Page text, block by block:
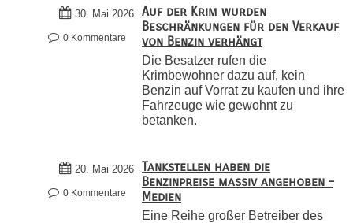
30. Mai 2026
0 Kommentare
Auf der Krim wurden
Beschränkungen für den Verkauf
von Benzin verhängt
Die Besatzer rufen die
Krimbewohner dazu auf, kein
Benzin auf Vorrat zu kaufen und ihre
Fahrzeuge wie gewohnt zu
betanken.
20. Mai 2026
0 Kommentare
Tankstellen haben die
Benzinpreise massiv angehoben –
Medien
Eine Reihe großer Betreiber des